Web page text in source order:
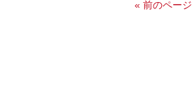
« 前のページ